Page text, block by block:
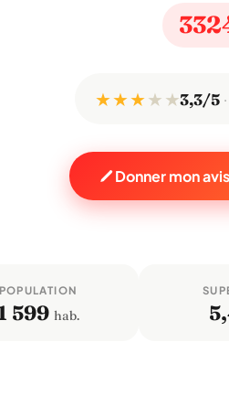
★ ★ ★★ ★3,3/5
Donner mon
POPULATION
599 hab.